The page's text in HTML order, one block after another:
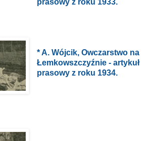
prasowy z roku 1933.
* A. Wójcik, Owczarstwo na
Łemkowszczyźnie - artykuł
prasowy z roku 1934.